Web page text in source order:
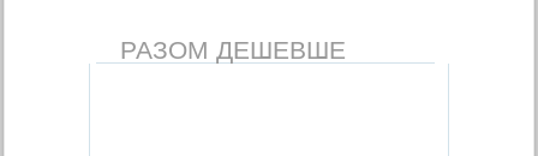
РАЗОМ ДЕШЕВШЕ